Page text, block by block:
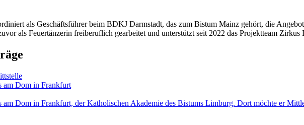
als Geschäftsführer beim BDKJ Darmstadt, das zum Bistum Mainz gehört, die
als Feuertänzerin freiberuflich gearbeitet und unterstützt seit 2022 das Projektteam Zirkus
am Dom in Frankfurt
am Dom in Frankfurt, der Katholischen Akademie des Bistums Limburg. Dort möchte er